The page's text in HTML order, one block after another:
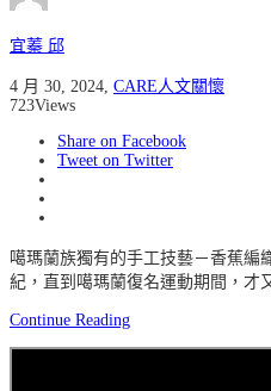
宜蓁 邱
4 月 30, 2024, CARE人文關懷
723Views
Share on Facebook
Tweet on Twitter
噶瑪蘭族獨有的手工技藝－香蕉編
紀，直到噶瑪蘭復名運動期間，才
Continue Reading